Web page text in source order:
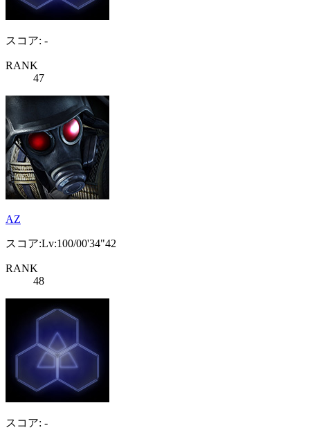
スコア: -
RANK
47
AZ
スコア:Lv:100/00'34"42
RANK
48
スコア: -